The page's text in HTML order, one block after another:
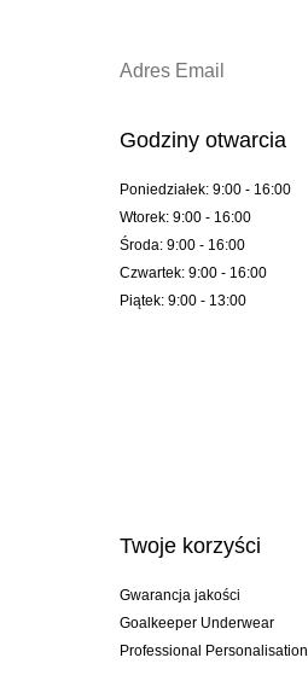
Godziny otwarcia
Poniedziałek: 9:00 - 16:00
Wtorek: 9:00 - 16:00
Środa: 9:00 - 16:00
Czwartek: 9:00 - 16:00
Piątek: 9:00 - 13:00
Twoje korzyści
Gwarancja jakości
Goalkeeper Underwear
Professional Personalisation